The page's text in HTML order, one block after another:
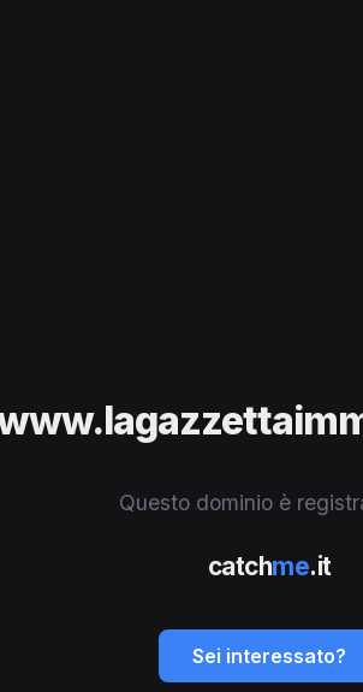
Questo dominio è
catchme.it
Sei interessato?